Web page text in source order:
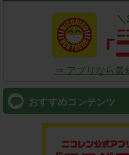
⇒ アプリなら最
おすすめコンテンツ